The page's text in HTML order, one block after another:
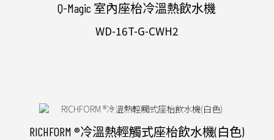
Q-Magic 室內座枱冷溫熱飲水機
WD-16T-G-CWH2
RICHFORM ®冷溫熱輕觸式座枱飲水機(白色)